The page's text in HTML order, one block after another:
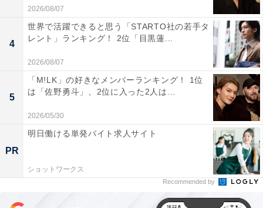
※回答コメントは原文ママです
この記事の筆者：くま なかこ プロフィール
編集プロダクション出身のフリーランスエディター。編
集・執筆・校閲・SNS運用担当として月間120本以上の
コンテンツ制作に携わっています。得意なジャンルはラ
イフスタイル・金融・育児・エンタメ関連。
次ページ
6位までの全ランキング結果を見
る
2026/08/07
4
世界で活躍できると思う「STARTO社の若手タ
レント」ランキング！ 2位「目黒蓮...
2026/08/07
5
「M!LK」の好きなメンバーランキング！ 1位
は「佐野勇斗」、2位に入った2人は...
2026/05/30
PR
明日働ける単発バイト求人サイト
ショットワークス
Recommended by